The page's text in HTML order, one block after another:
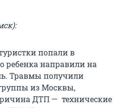
попали в
ребенка направили на
Травмы получили
из Москвы,
ДТП — технические